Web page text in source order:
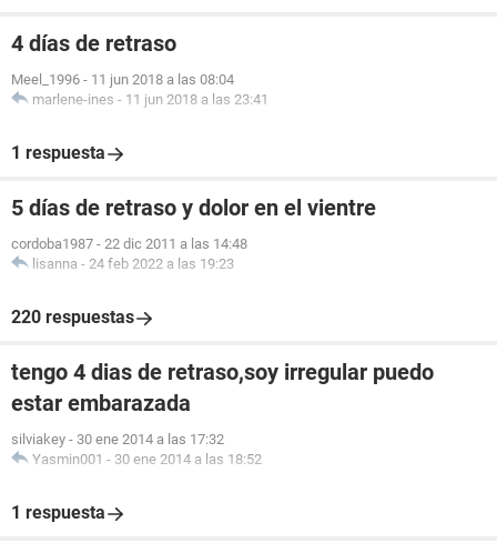
4 días de retraso
Meel_1996 - 11 jun 2018 a las 08:04
marlene-ines - 11 jun 2018 a las 23:41
1 respuesta
5 días de retraso y dolor en el vientre
cordoba1987 - 22 dic 2011 a las 14:48
lisanna - 24 feb 2022 a las 19:23
220 respuestas
tengo 4 dias de retraso,soy irregular puedo
estar embarazada
silviakey - 30 ene 2014 a las 17:32
Yasmin001 - 30 ene 2014 a las 18:52
1 respuesta